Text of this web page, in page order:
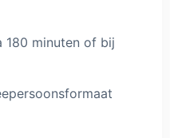
180 minuten of bij